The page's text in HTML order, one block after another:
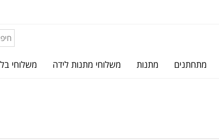
מתחתנים מתנות משלוחי מתנות לידה משלוחי